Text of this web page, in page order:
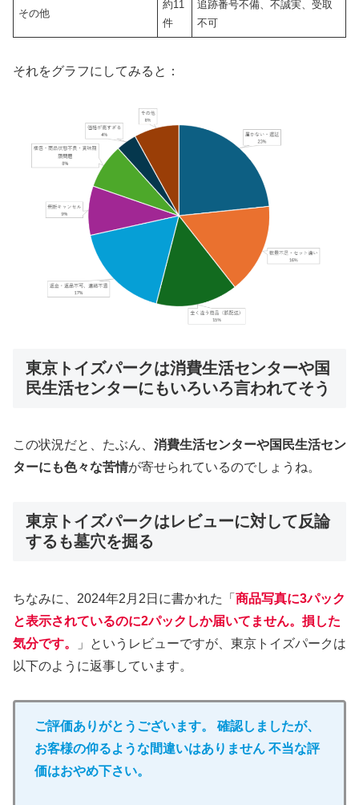
その他
約11
件
追跡番号不備、不誠実、受取
不可
それをグラフにしてみると：
東京トイズパークは消費生活センターや国
民生活センターにもいろいろ言われてそう
この状況だと、たぶん、 消費生活センターや国民生活セン
ターにも色々な苦情が寄せられているのでしょうね。
東京トイズパークはレビューに対して反論
するも墓穴を掘る
ちなみに、2024年2月2日に書かれた「 商品写真に3パック
と表示されているのに2パックしか届いてません。損した
気分です。
」というレビューですが、東京トイズパークは
以下のように返事しています。
ご評価ありがとうございます。 確認しましたが、
お客様の仰るような間違いはありません 不当な評
価はおやめ下さい。